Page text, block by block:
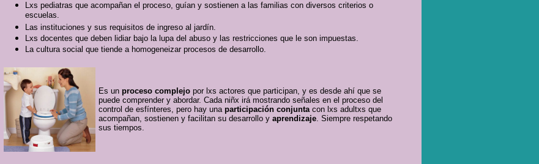
Lxs pediatras que acompañan el proceso, guían y sostienen a las familias con diversos criterios o
escuelas.
Las instituciones y sus requisitos de ingreso al jardín.
Lxs docentes que deben lidiar bajo la lupa del abuso y las restricciones que le son impuestas.
La cultura social que tiende a homogeneizar procesos de desarrollo.
Es un proceso complejo por lxs actores que participan, y es desde ahí que se
puede comprender y abordar. Cada niñx irá mostrando señales en el proceso del
control de esfínteres, pero hay una participación conjuntacon lxs adultxs que
acompañan, sostienen y facilitan su desarrollo y aprendizaje. Siempre respetando
sus tiempos.